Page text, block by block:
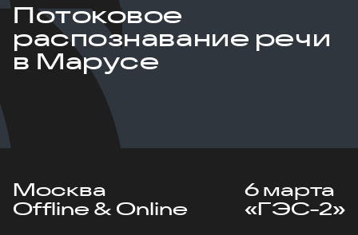
Потоковое
распознавание речи
в Марусе
Москва
Offline & Online
6 марта
«ГЭС-2»